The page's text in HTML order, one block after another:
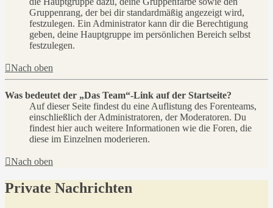
Gruppenrang, der bei dir standardmäßig angezeigt wird,
festzulegen. Ein Administrator kann dir die Berechtigung
geben, deine Hauptgruppe im persönlichen Bereich selbst
festzulegen.
Nach oben
Was bedeutet der „Das Team“-Link auf der Startseite?
Auf dieser Seite findest du eine Auflistung des Forenteams,
einschließlich der Administratoren, der Moderatoren. Du
findest hier auch weitere Informationen wie die Foren, die
diese im Einzelnen moderieren.
Nach oben
Private Nachrichten